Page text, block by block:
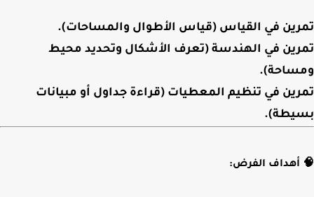
تمرين في القياس (قياس الأطوال والمساحات).
تمرين في الهندسة (تعرف الأشكال وتحديد محيط
ومساحة).
تمرين في تنظيم المعطيات (قراءة جداول أو مبيانات
بسيطة).
🧠 أهداف الفرض: